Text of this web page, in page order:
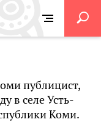
публицист,
в селе Усть-
Коми.